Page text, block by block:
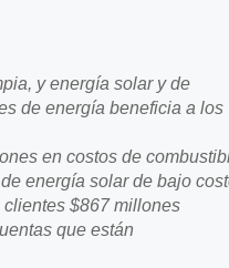
y energía solar y de
de energía beneficia a los
en costos de
energía solar de bajo
$867 millones
que están